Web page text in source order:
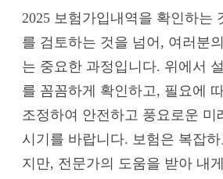
2025 보험가입내역을 확인하는
를 검토하는 것을 넘어, 여러분
는 중요한 과정입니다. 위에서
를 꼼꼼하게 확인하고, 필요에
조정하여 안전하고 풍요로운 미
시기를 바랍니다. 보험은 복잡
지만, 전문가의 도움을 받아 내